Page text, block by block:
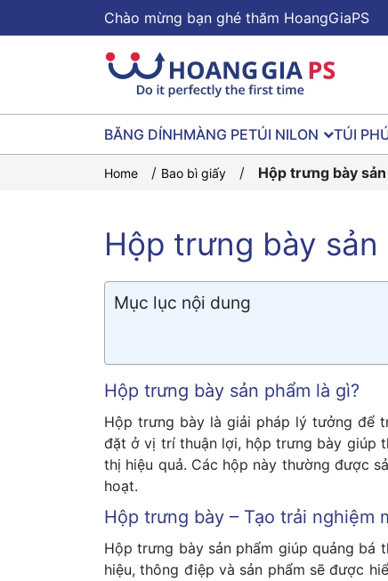
Chào mừng bạn ghé thăm HoangGiaPS
BĂNG DÍNHMÀNG PETÚI NILON TÚI
Home / Bao bì giấy / Hộp trưng bày
Hộp trưng bày
Mục lục nội dung
Hộp trưng bày sản phẩm là gì?
Hộp trưng bày là giải pháp lý tưởng để
đặt ở vị trí thuận lợi, hộp trưng bày giúp
thị hiệu quả. Các hộp này thường được
hoạt.
Hộp trưng bày – Tạo trải nghiệm
Hộp trưng bày sản phẩm giúp quảng bá
hiệu, thông điệp và sản phẩm sẽ được